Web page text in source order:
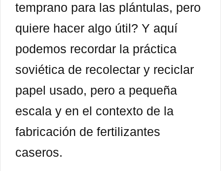
temprano para las plántulas, pero
quiere hacer algo útil? Y aquí
podemos recordar la práctica
soviética de recolectar y reciclar
papel usado, pero a pequeña
escala y en el contexto de la
fabricación de fertilizantes
caseros.